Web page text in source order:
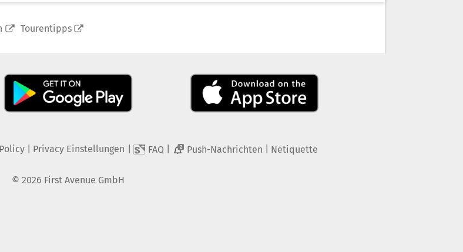
Tourentipps
| Privacy Einstellungen FAQ 2 Push-Nachrichten Netiquette
© 2026 First Avenue GmbH